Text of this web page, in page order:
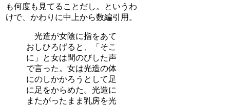
も何度も見てることだし。というわ
けで、かわりに中上から数編引用。
光造が女陰に指をあて
おしひろげると、「そこ
に」と女は間のびした声
で言った。女は光造の体
にのしかかろうとして足
に足をからめた。光造に
またがったまま乳房を光